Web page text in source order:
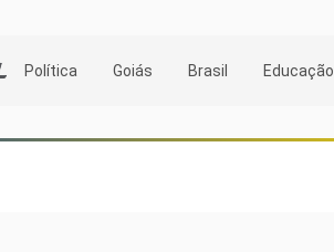
Política Goiás Brasil Educação